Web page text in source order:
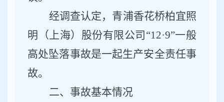
经调查认定， 青浦香花桥柏宜照
明（上海）股份有限公司 “12·9”一般
高处坠落事故是一起生产安全责任事
故。
二、事故基本情况